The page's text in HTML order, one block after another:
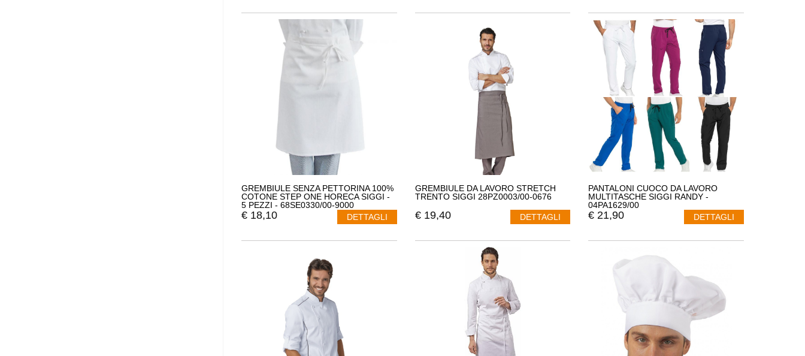
GREMBIULE SENZA PETTORINA 100%
COTONE STEP ONE HORECA SIGGI -
5 PEZZI - 68SE0330/00-9000
€ 18,10 DETTAGLI
GREMBIULE DA LAVORO STRETCH
TRENTO SIGGI 28PZ0003/00-0676
€ 19,40 DETTAGLI
PANTALONI CUOCO DA LAVORO
MULTITASCHE SIGGI RANDY -
04PA1629/00
€ 21,90 DETTAGLI